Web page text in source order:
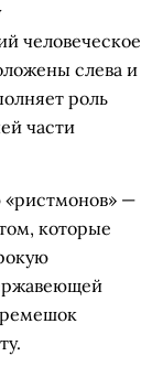
человеческое
слева и
роль
части
—
которые
ремешок